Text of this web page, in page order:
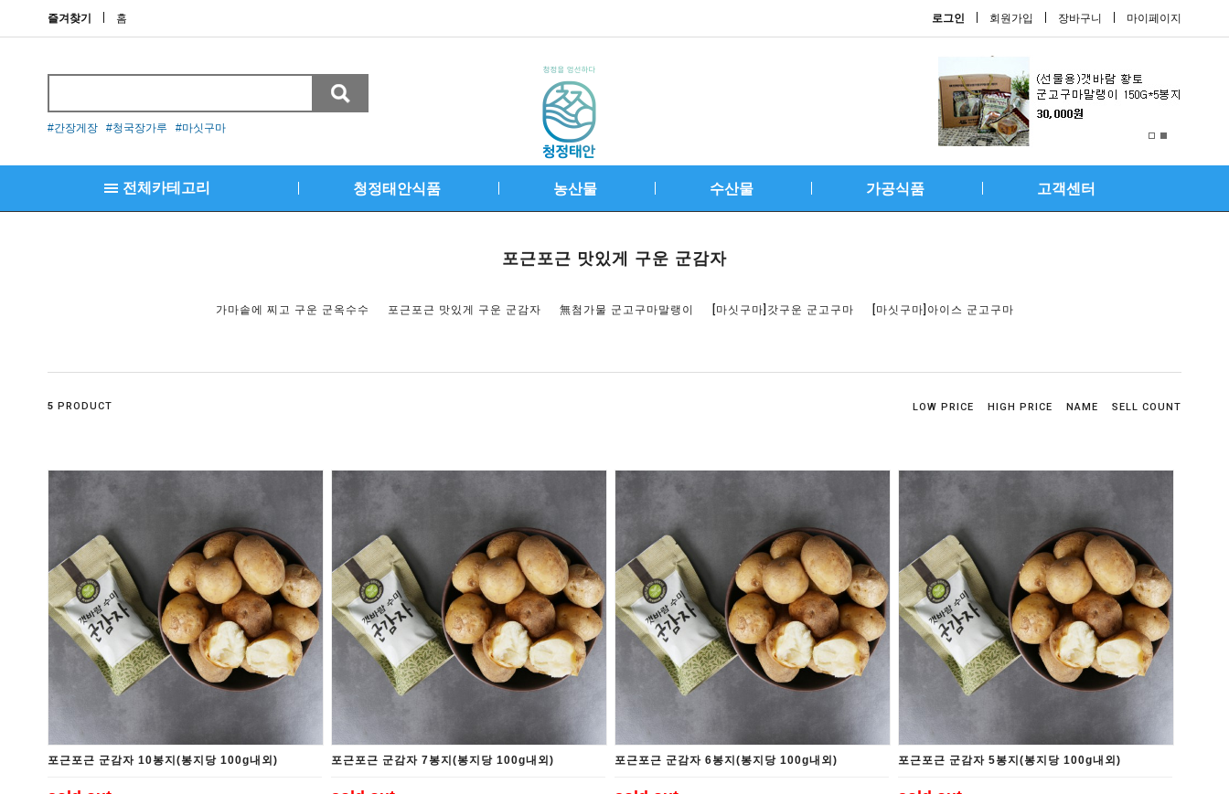
즐겨찾기 홈 로그인 회원가입 장바구니 마이페이지
#간장게장 #청국장가루 #마싯구마
전체카테고리 청정태안식품 농산물 수산물 가공식품 고객센터
김명월 게장
김명월 우리콩 간장게장
김명월 간장황게장
김명월 양념황게장
김명월 게장SET
김명월 전복장
김명월 청국장 가루
흰콩 청국장가루
흑마늘 품은 검정콩청국장가루
포근포근 맛있게 구운 군감자
가마솥에 찌고 구운 군옥수수 포근포근 맛있게 구운 군감자 無첨가물 군고구마말랭이 [마싯구마]갓구운 군고구마 [마싯구마]아이스 군고구마
5 PRODUCT LOW PRICE HIGH PRICE NAME SELL COUNT
포근포근 군감자 10봉지(봉지당 100g내외) 포근포근 군감자 7봉지(봉지당 100g내외) 포근포근 군감자 6봉지(봉지당 100g내외) 포근포근 군감자 5봉지(봉지당 100g내외)